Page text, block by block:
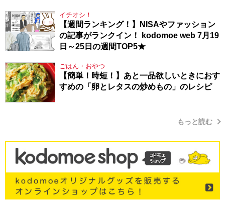
イチオシ！
【週間ランキング！】NISAやファッション
の記事がランクイン！ kodomoe web 7月19
日～25日の週間TOP5★
ごはん・おやつ
【簡単！時短！】あと一品欲しいときにおす
すめの「卵とレタスの炒めもの」のレシピ
もっと読む